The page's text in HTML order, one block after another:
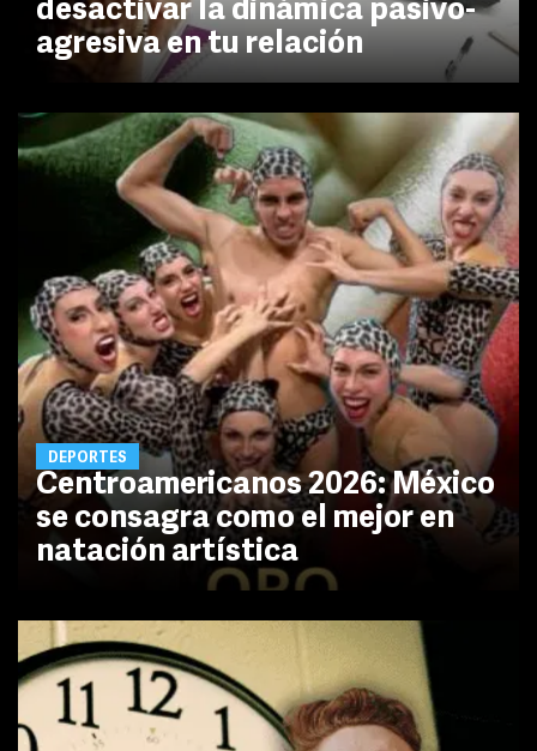
desactivar la dinámica pasivo-
agresiva en tu relación
DEPORTES
Centroamericanos 2026: México
se consagra como el mejor en
natación artística